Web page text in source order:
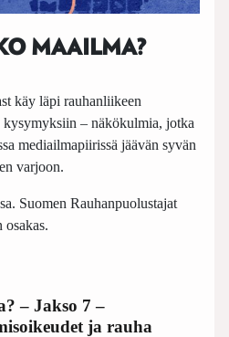
MAAILMA?
käy läpi rauhanliikeen
– näkökulmia, jotka
mediailmapiirissä jäävän syvän
varjoon.
Suomen Rauhanpuolustajat
– Jakso 7 –
ja rauha